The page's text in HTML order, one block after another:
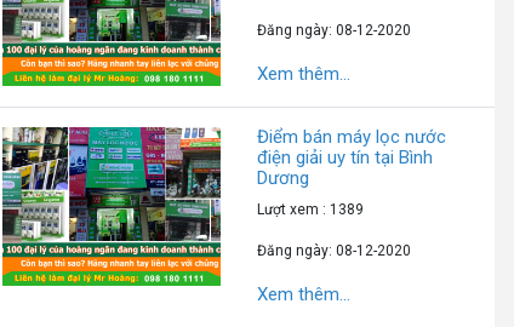
Đăng ngày: 08-12-2020
Xem thêm...
Điểm bán máy lọc nước
điện giải uy tín tại Bình
Dương
Lượt xem : 1389
Đăng ngày: 08-12-2020
Xem thêm...